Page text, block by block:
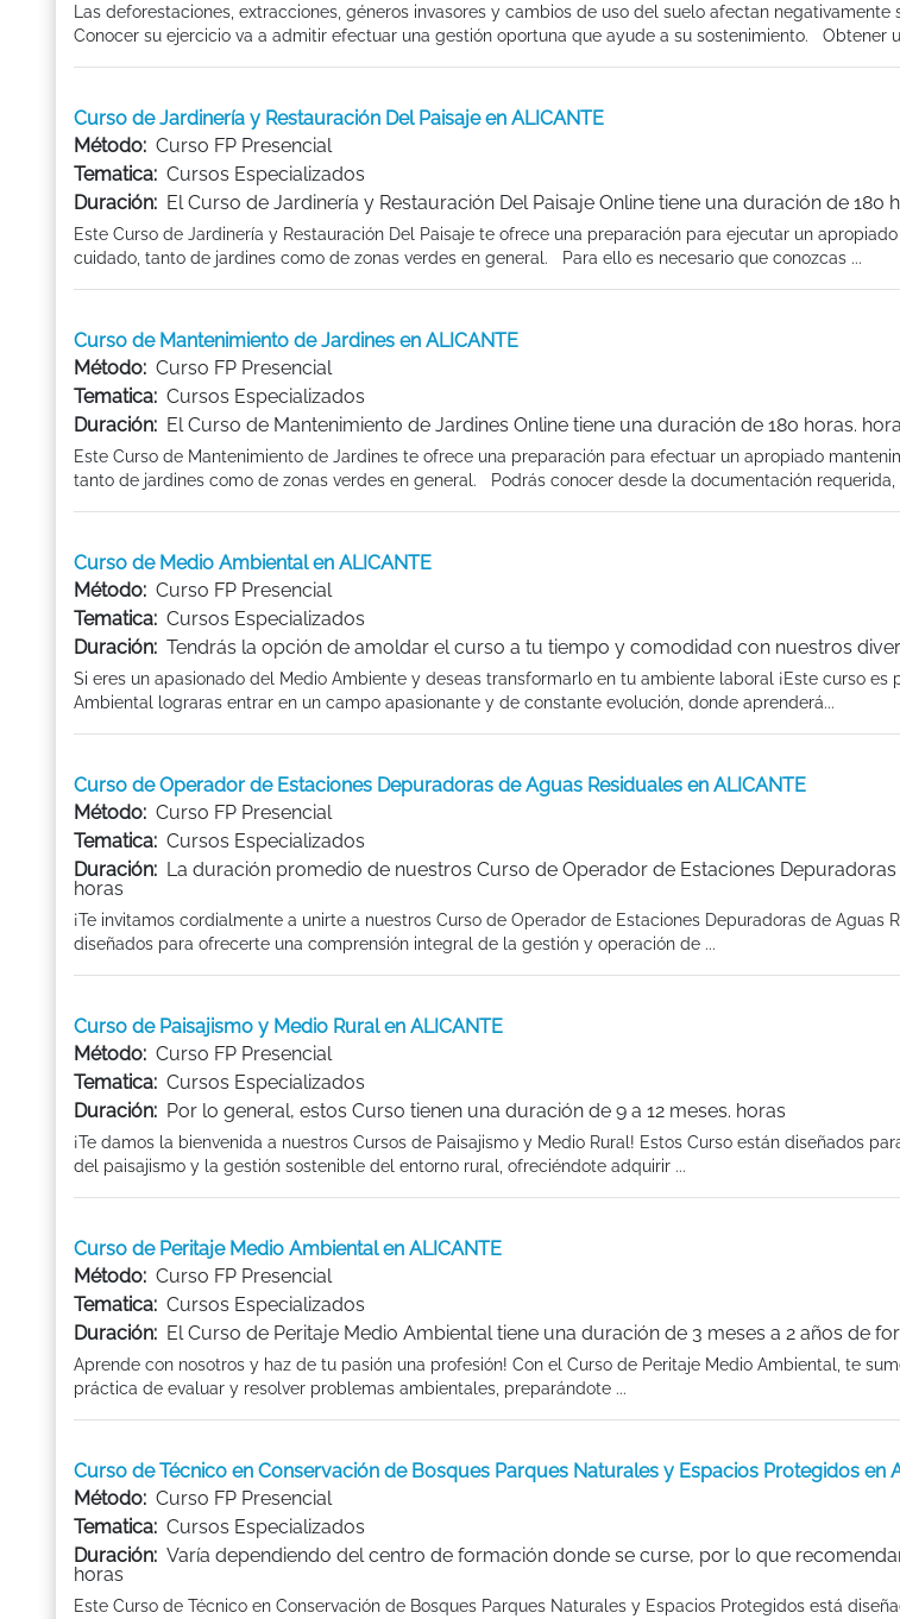
Las deforestaciones, extracciones, géneros invasores y cambios de uso del suelo afectan negativamente
Conocer su ejercicio va a admitir efectuar una gestión oportuna que ayude a su sostenimiento. Obtener
Curso de Jardinería y Restauración Del Paisaje en ALICANTE
Método: Curso FP Presencial
Tematica: Cursos Especializados
Duración: El Curso de Jardinería y Restauración Del Paisaje Online tiene una duración de 180
Este Curso de Jardinería y Restauración Del Paisaje te ofrece una preparación para ejecutar un
cuidado, tanto de jardines como de zonas verdes en general. Para ello es necesario que conozcas ...
Curso de Mantenimiento de Jardines en ALICANTE
Método: Curso FP Presencial
Tematica: Cursos Especializados
Duración: El Curso de Mantenimiento de Jardines Online tiene una duración de 180 horas.
Este Curso de Mantenimiento de Jardines te ofrece una preparación para efectuar un apropiado
tanto de jardines como de zonas verdes en general. Podrás conocer desde la documentación requerida,
Curso de Medio Ambiental en ALICANTE
Método: Curso FP Presencial
Tematica: Cursos Especializados
Duración: Tendrás la opción de amoldar el curso a tu tiempo y comodidad con nuestros
Si eres un apasionado del Medio Ambiente y deseas transformarlo en tu ambiente laboral ¡Este curso es
Ambiental lograras entrar en un campo apasionante y de constante evolución, donde aprenderá...
Curso de Operador de Estaciones Depuradoras de Aguas Residuales en ALICANTE
Método: Curso FP Presencial
Tematica: Cursos Especializados
Duración: La duración promedio de nuestros Curso de Operador de Estaciones Depuradoras
horas
¡Te invitamos cordialmente a unirte a nuestros Curso de Operador de Estaciones Depuradoras de Aguas
diseñados para ofrecerte una comprensión integral de la gestión y operación de ...
Curso de Paisajismo y Medio Rural en ALICANTE
Método: Curso FP Presencial
Tematica: Cursos Especializados
Duración: Por lo general, estos Curso tienen una duración de 9 a 12 meses. horas
¡Te damos la bienvenida a nuestros Cursos de Paisajismo y Medio Rural! Estos Curso están diseñados
del paisajismo y la gestión sostenible del entorno rural, ofreciéndote adquirir ...
Curso de Peritaje Medio Ambiental en ALICANTE
Método: Curso FP Presencial
Tematica: Cursos Especializados
Duración: El Curso de Peritaje Medio Ambiental tiene una duración de 3 meses a 2 años de
Aprende con nosotros y haz de tu pasión una profesión! Con el Curso de Peritaje Medio Ambiental, te
práctica de evaluar y resolver problemas ambientales, preparándote ...
Curso de Técnico en Conservación de Bosques Parques Naturales y Espacios Protegidos en
Método: Curso FP Presencial
Tematica: Cursos Especializados
Duración: Varía dependiendo del centro de formación donde se curse, por lo que
horas
Este Curso de Técnico en Conservación de Bosques Parques Naturales y Espacios Protegidos está